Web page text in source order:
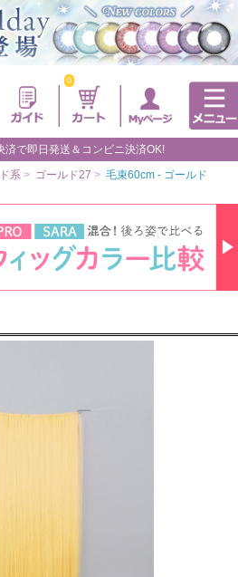
0
済で即日発送＆コンビニ決済OK!
系 > ゴールド27 > 毛束60cm - ゴールド